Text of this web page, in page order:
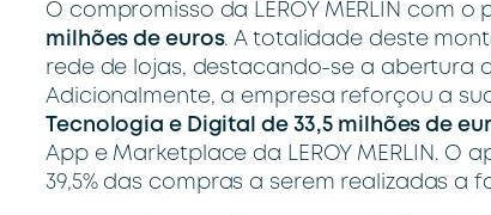
O compromisso da LEROY MERLIN com
milhões de euros. A totalidade deste
rede de lojas, destacando-se a abertura
Adicionalmente, a empresa reforçou a
Tecnologia e Digital de 33,5 milhões de
App e Marketplace da LEROY MERLIN.
39,5% das compras a serem realizadas a